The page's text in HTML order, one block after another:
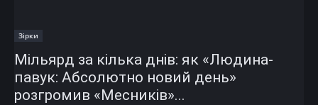
Зірки
Мільярд за кілька днів: як «Людина-
павук: Абсолютно новий день»
розгромив «Месників»...